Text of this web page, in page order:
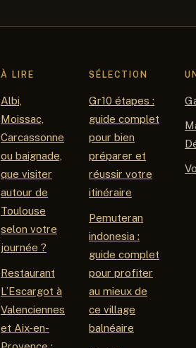
repas
À LIRE
Albi,
Moissac,
Carcassonne
ou baignade,
que visiter
autour de
Toulouse
selon votre
journée ?
Restaurant
L’Escargot à
Valenciennes
et Aix-en-
SÉLECTION
Gr10 étapes :
guide complet
pour bien
préparer et
réussir votre
itinéraire
Pemuteran
indonesia :
guide complet
pour profiter
au mieux de
ce village
balnéaire